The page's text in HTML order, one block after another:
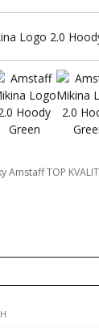
Amstaff TOP